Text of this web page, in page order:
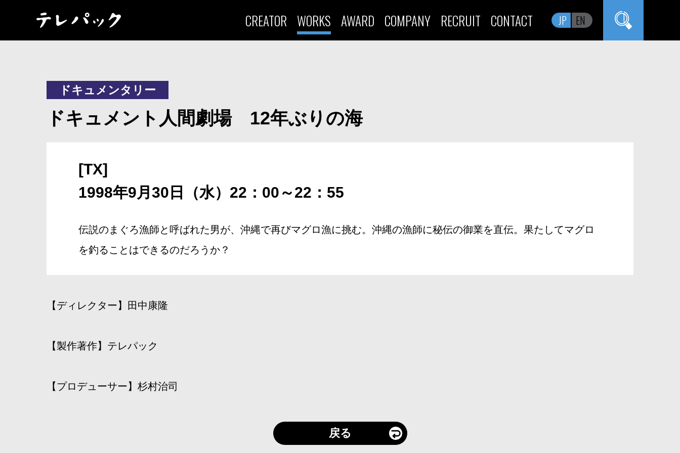
CREATOR WORKS AWARD COMPANY RECRUIT CONTACT JP EN
ドキュメンタリー
ドキュメント人間劇場 12年ぶりの海
[TX]
1998年9月30日（水）22：00～22：55
伝説のまぐろ漁師と呼ばれた男が、沖縄で再びマグロ漁に挑む。沖縄の漁師に秘伝の御業を直伝。果たしてマグロ
を釣ることはできるのだろうか？
【ディレクター】田中康隆
【製作著作】テレパック
【プロデューサー】杉村治司
戻る